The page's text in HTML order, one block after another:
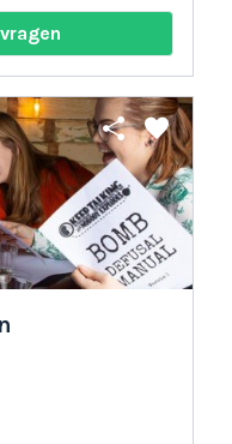
share favorite